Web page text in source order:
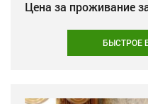
Цена за проживание
БЫСТРОЕ